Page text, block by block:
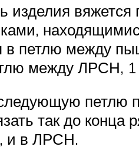
изделия
в петлю между
между ЛРСН,
петлю
так до конца
и в ЛРСН.